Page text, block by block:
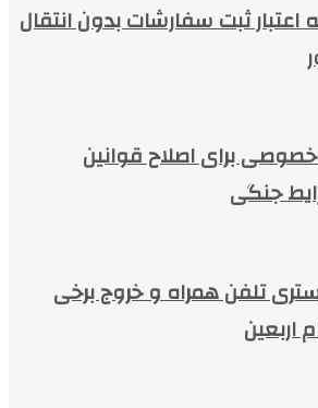
اعتبار ثبت سفارشات بدون انتقال
برای اصلاح قوانین
جنگی
تلفن همراه و خروج برخی
اربعین